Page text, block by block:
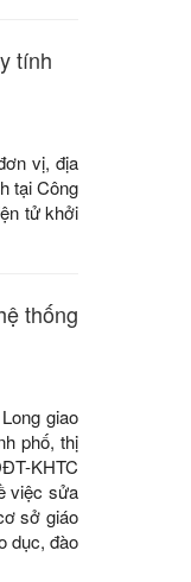
tính
vị, địa
tại Công
tử khởi
thống
giao
phố, thị
KHTC
việc sửa
sở giáo
dục, đào